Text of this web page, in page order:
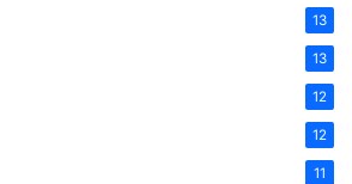
13
13
12
12
11